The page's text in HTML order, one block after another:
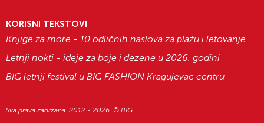
KORISNI TEKSTOVI
Knjige za more - 10 odličnih naslova za plažu i letovanje
Letnji nokti - ideje za boje i dezene u 2026. godini
BIG letnji festival u BIG FASHION Kragujevac centru
Sva prava zadržana. 2012 - 2026. © BIG